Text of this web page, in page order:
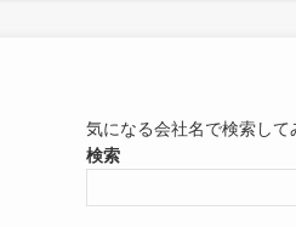
気になる会社名で検索して
検索